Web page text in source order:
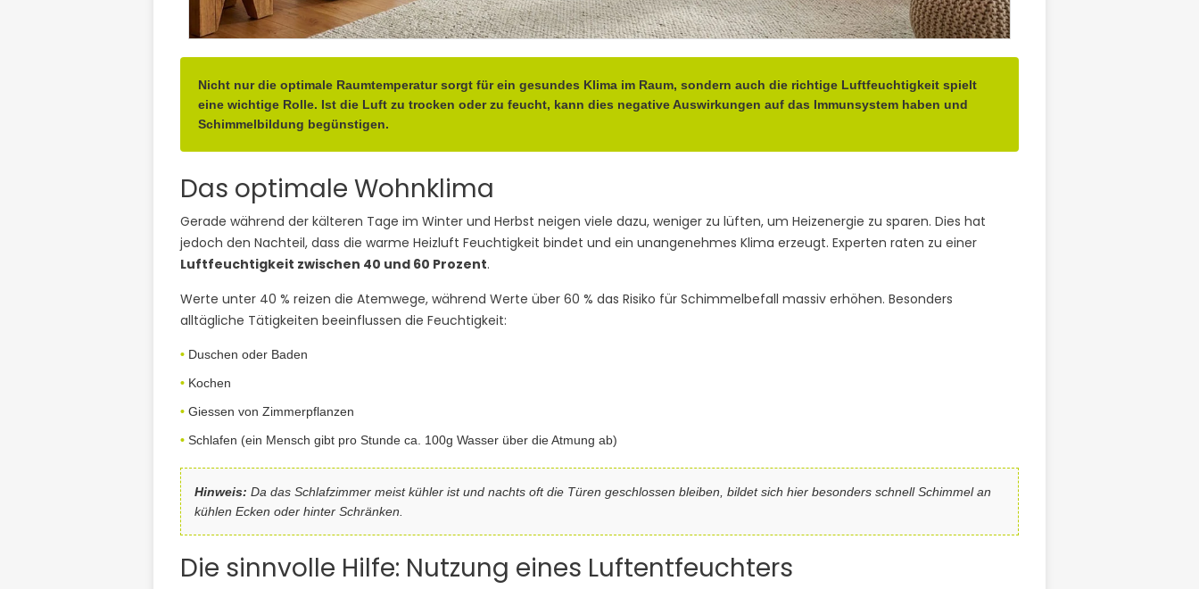
Nicht nur die optimale Raumtemperatur sorgt für ein gesundes Klima im Raum, sondern auch die richtige Luftfeuchtigkeit spielt
eine wichtige Rolle. Ist die Luft zu trocken oder zu feucht, kann dies negative Auswirkungen auf das Immunsystem haben und
Schimmelbildung begünstigen.
Das optimale Wohnklima
Gerade während der kälteren Tage im Winter und Herbst neigen viele dazu, weniger zu lüften, um Heizenergie zu sparen. Dies hat
jedoch den Nachteil, dass die warme Heizluft Feuchtigkeit bindet und ein unangenehmes Klima erzeugt. Experten raten zu einer
Luftfeuchtigkeit zwischen 40 und 60 Prozent.
Werte unter 40 % reizen die Atemwege, während Werte über 60 % das Risiko für Schimmelbefall massiv erhöhen. Besonders
alltägliche Tätigkeiten beeinflussen die Feuchtigkeit:
Duschen oder Baden
Kochen
Giessen von Zimmerpflanzen
Schlafen (ein Mensch gibt pro Stunde ca. 100g Wasser über die Atmung ab)
Hinweis: Da das Schlafzimmer meist kühler ist und nachts oft die Türen geschlossen bleiben, bildet sich hier besonders schnell Schimmel an
kühlen Ecken oder hinter Schränken.
Die sinnvolle Hilfe: Nutzung eines Luftentfeuchters